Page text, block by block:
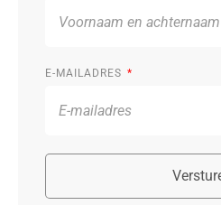
E-MAILADRES